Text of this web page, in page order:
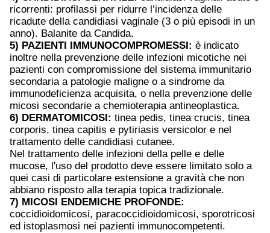
ricorrenti: profilassi per ridurre l’incidenza delle
ricadute della candidiasi vaginale (3 o più episodi in un
anno). Balanite da Candida.
5) PAZIENTI IMMUNOCOMPROMESSI: è indicato
inoltre nella prevenzione delle infezioni micotiche nei
pazienti con compromissione del sistema immunitario
secondaria a patologie maligne o a sindrome da
immunodeficienza acquisita, o nella prevenzione delle
micosi secondarie a chemioterapia antineoplastica.
6) DERMATOMICOSI: tinea pedis, tinea crucis, tinea
corporis, tinea capitis e pytiriasis versicolor e nel
trattamento delle candidiasi cutanee.
Nel trattamento delle infezioni della pelle e delle
mucose, l'uso del prodotto deve essere limitato solo a
quei casi di particolare estensione a gravità che non
abbiano risposto alla terapia topica tradizionale.
7) MICOSI ENDEMICHE PROFONDE:
coccidioidomicosi, paracoccidioidomicosi, sporotricosi
ed istoplasmosi nei pazienti immunocompetenti.